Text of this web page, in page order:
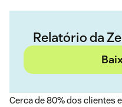
Relatório da
Cerca de 80% dos clientes